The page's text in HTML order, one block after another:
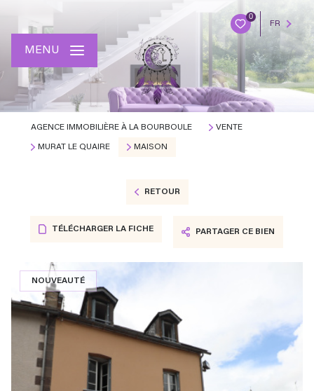
0
FR
MENU
AGENCE IMMOBILIÈRE À LA BOURBOULE VENTE
MURAT LE QUAIRE MAISON
RETOUR
TÉLÉCHARGER LA FICHE PARTAGER CE BIEN
NOUVEAUTÉ